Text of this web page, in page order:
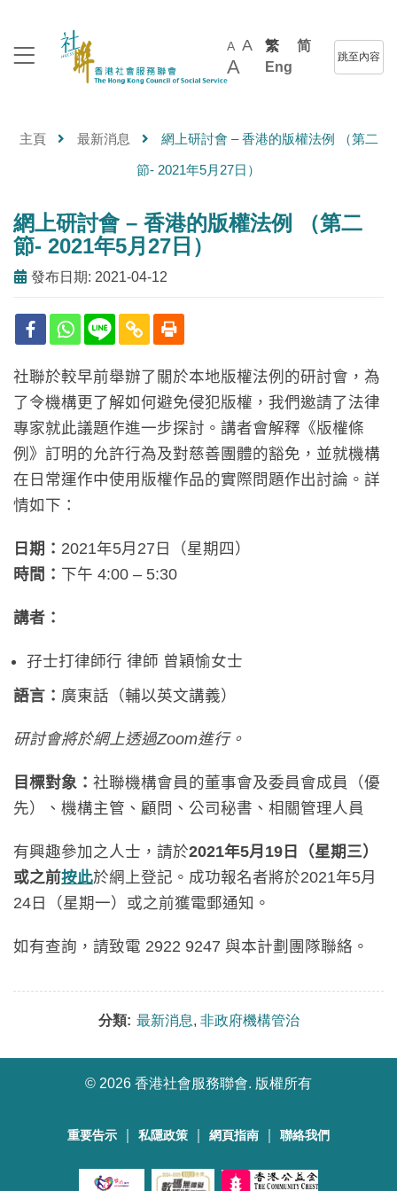
A A
A
繁
简
Eng
跳至內容
主頁 最新消息 網上研討會 – 香港的版權法例 （第二
節- 2021年5月27日）
網上研討會 – 香港的版權法例 （第二
節- 2021年5月27日）
發布日期: 2021-04-12
社聯於較早前舉辦了關於本地版權法例的研討會，為
了令機構更了解如何避免侵犯版權，我們邀請了法律
專家就此議題作進一步探討。講者會解釋《版權條
例》訂明的允許行為及對慈善團體的豁免，並就機構
在日常運作中使用版權作品的實際問題作出討論。詳
情如下：
日期： 2021年5月 27 日（星期四）
時間： 下午 4:00 – 5:30
講者：
孖士打律師行 律師 曾穎愉女士
語言： 廣東話（輔以英文講義）
研討會將於網上透過Zoom進行。
目標對象： 社聯機構會員的董事會及委員會成員（優
先）、機構主管、顧問、公司秘書、相關管理人員
有興趣參加之人士，請於2021年5月 19 日（星期三）
或之前按此於網上登記。成功報名者將於2021年5月
24日（星期一）或之前獲電郵通知。
如有查詢，請致電 2922 9247 與本計劃團隊聯絡。
分類: 最新消息, 非政府機構管治
© 2026 香港社會服務聯會. 版權所有
重要告示 私隱政策 網頁指南 聯絡我們